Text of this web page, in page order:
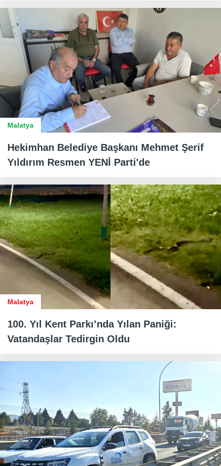
Malatya
Hekimhan Belediye Başkanı Mehmet Şerif
Yıldırım Resmen YENİ Parti'de
Malatya
100. Yıl Kent Parkı’nda Yılan Paniği:
Vatandaşlar Tedirgin Oldu